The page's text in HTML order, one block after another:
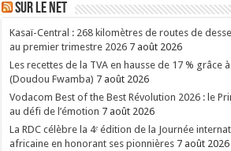
Sur le NET
Kasaï-Central : 268 kilomètres de routes de
au premier trimestre 2026 7 août 2026
Les recettes de la TVA en hausse de 17 % grâce
(Doudou Fwamba) 7 août 2026
Vodacom Best of the Best Révolution 2026 : le
au défi de l’émotion 7 août 2026
La RDC célèbre la 4ᵉ édition de la Journée
africaine en honorant ses pionnières 7 août 2026